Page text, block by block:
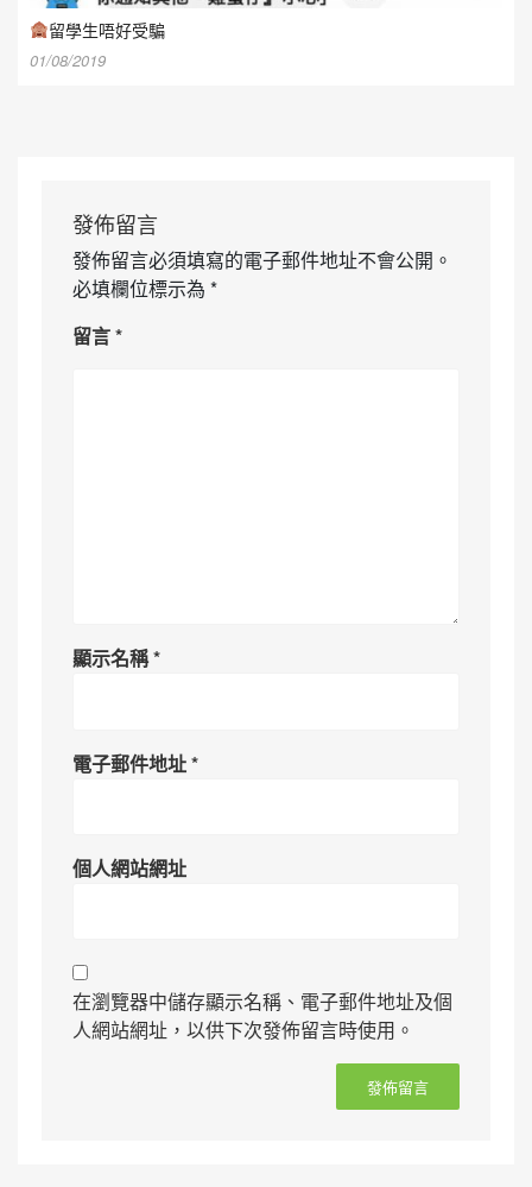
留學生唔好受騙
01/08/2019
發佈留言
發佈留言必須填寫的電子郵件地址不會公開。
必填欄位標示為 *
留言*
顯示名稱*
電子郵件地址*
個人網站網址
在瀏覽器中儲存顯示名稱、電子郵件地址及個
人網站網址，以供下次發佈留言時使用。